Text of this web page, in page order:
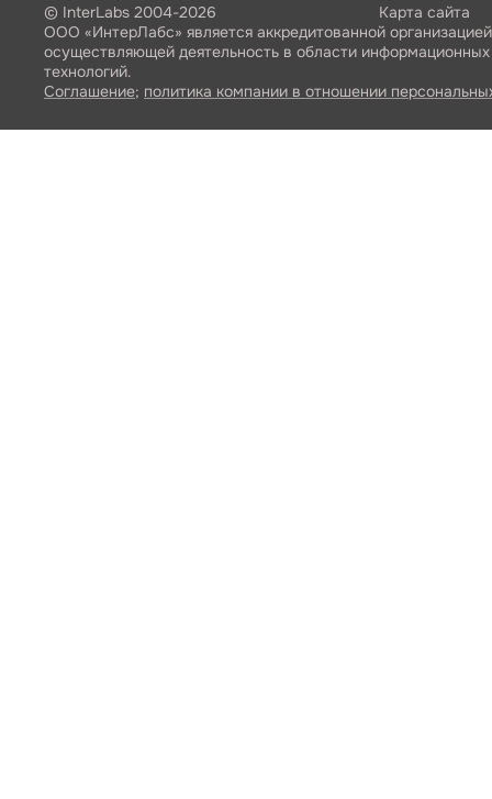
© InterLabs 2004-2026
Карта сайта
ООО «ИнтерЛабс» является аккредитованной
осуществляющей деятельность в области информационных
технологий.
Соглашение; политика компании в отношении